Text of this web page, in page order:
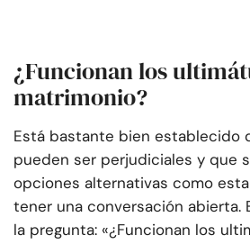
¿Funcionan los
matrimonio?
Está bastante bien establecido
pueden ser perjudiciales y que
opciones alternativas como
tener una conversación abierta.
la pregunta: «¿Funcionan los